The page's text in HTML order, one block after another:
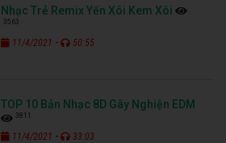
Nhạc Trẻ Remix Yến Xôi Kem Xôi
3563
11/4/2021 - 50:55
TOP 10 Bản Nhạc 8D Gây Nghiện EDM
3811
11/4/2021 - 33:03